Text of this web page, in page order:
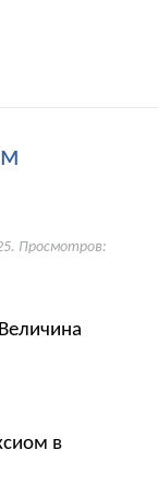
. Просмотров:
в